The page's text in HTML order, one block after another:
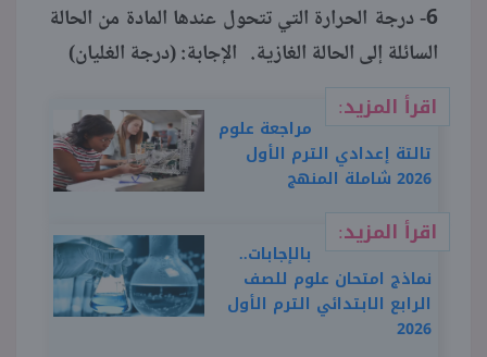
6- درجة الحرارة التي تتحول عندها المادة من الحالة
السائلة إلى الحالة الغازية. الإجابة: (درجة الغليان)
اقرأ المزيد:
مراجعة علوم
تالتة إعدادي الترم الأول
2026 شاملة المنهج
اقرأ المزيد:
بالإجابات..
نماذج امتحان علوم للصف
الرابع الابتدائي الترم الأول
2026